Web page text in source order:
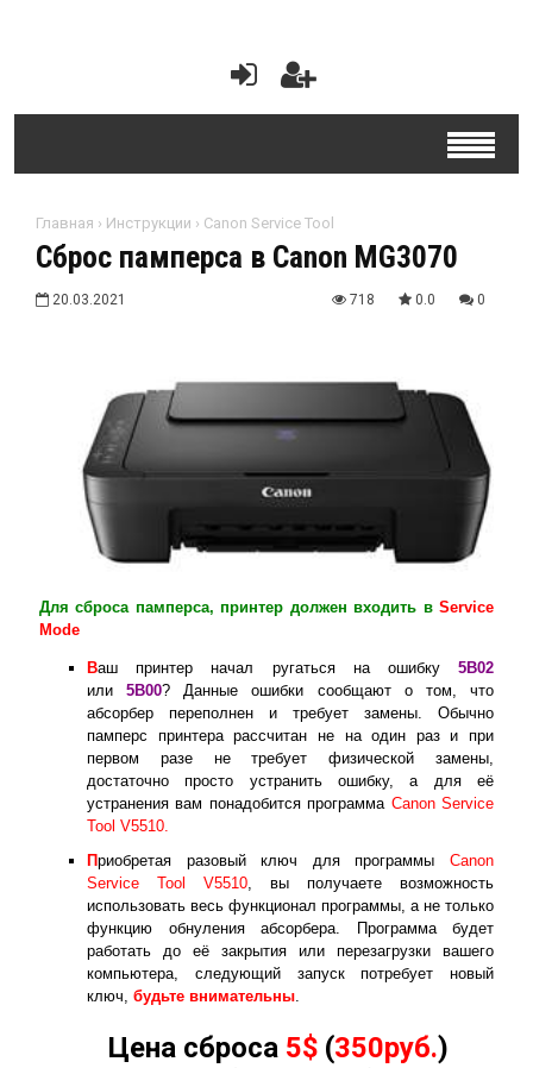
Главная › Инструкции › Canon Service Tool
Сброс памперса в Canon MG3070
20.03.2021 718 0.0 0
Для сброса памперса, принтер должен входить в Service
Mode
Ваш принтер начал ругаться на ошибку 5B02
или5B00? Данные ошибки сообщают о том, что
абсорбер переполнен и требует замены. Обычно
памперс принтера рассчитан не на один раз и при
первом разе не требует физической замены,
достаточно просто устранить ошибку, а для её
устранения вам понадобится программа Canon Service
Tool V5510.
Приобретая разовый ключ для программы Canon
Service Tool V5510, вы получаете возможность
использовать весь функционал программы, а не только
функцию обнуления абсорбера. Программа будет
работать до её закрытия или перезагрузки вашего
компьютера, следующий запуск потребует новый
ключ, будьте внимательны.
Цена сброса 5$ (350руб.)